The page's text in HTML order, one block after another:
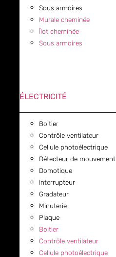
Sous armoires
Murale cheminée
Îlot cheminée
Sous armoires
ÉLECTRICITÉ
Boitier
Contrôle ventilateur
Cellule photoélectrique
Détecteur de mouvement
Domotique
Interrupteur
Gradateur
Minuterie
Plaque
Boitier
Contrôle ventilateur
Cellule photoélectrique